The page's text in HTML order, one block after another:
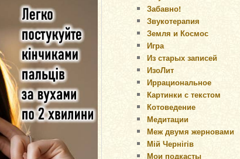
Забавно!
Звукотерапия
Земля и Космос
Игра
Из старых записей
ИзоЛит
Иррациональное
Картинки с текстом
Котоведение
Медитации
Меж двумя жерновами
Мій Чернігів
Мои подкасты